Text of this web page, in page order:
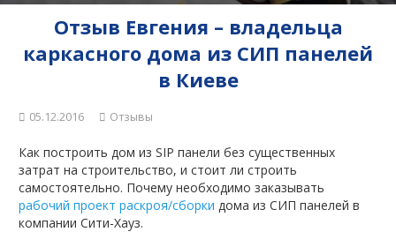
Отзыв Евгения – владельца
каркасного дома из СИП панелей
в Киеве
05.12.2016 Отзывы
Как построить дом из SIP панели без существенных
затрат на строительство, и стоит ли строить
самостоятельно. Почему необходимо заказывать
рабочий проект раскроя/сборки дома из СИП панелей в
компании Сити-Хауз.